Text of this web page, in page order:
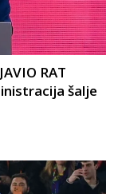
RAT
šalje